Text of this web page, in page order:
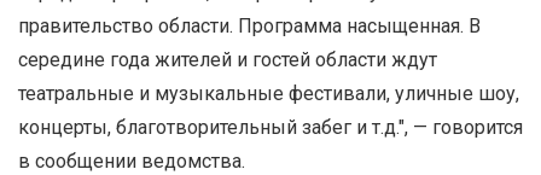
правительство области. Программа насыщенная. В
середине года жителей и гостей области ждут
театральные и музыкальные фестивали, уличные шоу,
концерты, благотворительный забег и т.д.", — говорится
в сообщении ведомства.